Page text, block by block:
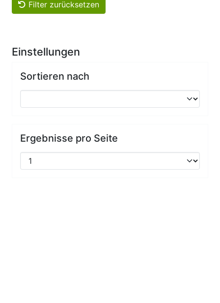
Filter zurücksetzen
Einstellungen
Sortieren nach
Ergebnisse pro Seite